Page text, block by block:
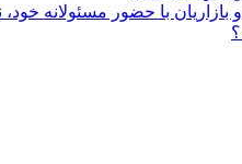
با حضور مسئولانه خود،